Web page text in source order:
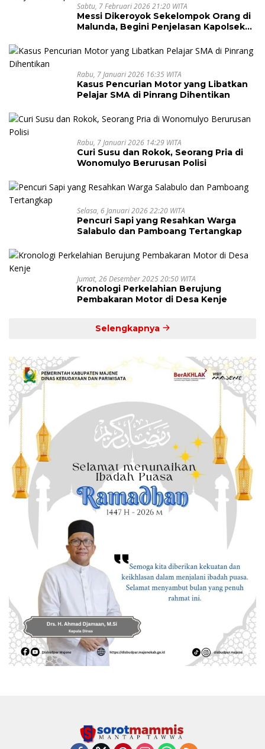
Sabtu, 7 Februari 2026 21:20 WITA
Messi Dikeroyok Sekelompok Orang di
Malunda, Begini Penjelasan Kapolsek
Rabu, 7 Januari 2026 16:35 WITA
Kasus Pencurian Motor yang Libatkan
Pelajar SMA di Pinrang Dihentikan
Rabu, 7 Januari 2026 14:29 WITA
Curi Susu dan Rokok, Seorang Pria di
Wonomulyo Berurusan Polisi
Selasa, 6 Januari 2026 22:20 WITA
Pencuri Sapi yang Resahkan Warga
Salabulo dan Pamboang Tertangkap
Jumat, 26 Desember 2025 20:50 WITA
Kronologi Perkelahian Berujung
Pembakaran Motor di Desa Kenje
Selengkapnya